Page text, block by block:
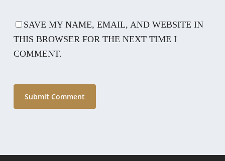
SAVE MY NAME, EMAIL, AND WEBSITE IN
THIS BROWSER FOR THE NEXT TIME I
COMMENT.